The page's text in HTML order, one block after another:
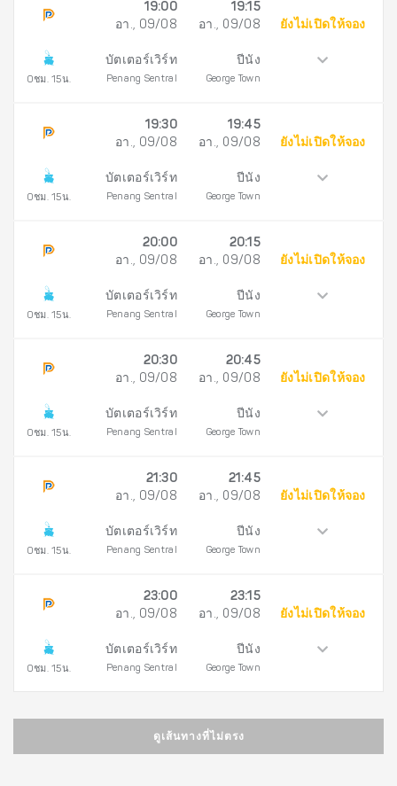
0ชม. 15น.
19:00
อา., 09/08
บัตเตอร์เวิร์ท
Penang Sentral
19:15
อา., 09/08
ปีนัง
George Town
ยังไม่เปิดให้จอง
0ชม. 15น.
19:30
อา., 09/08
บัตเตอร์เวิร์ท
Penang Sentral
19:45
อา., 09/08
ปีนัง
George Town
ยังไม่เปิดให้จอง
0ชม. 15น.
20:00
อา., 09/08
บัตเตอร์เวิร์ท
Penang Sentral
20:15
อา., 09/08
ปีนัง
George Town
ยังไม่เปิดให้จอง
0ชม. 15น.
20:30
อา., 09/08
บัตเตอร์เวิร์ท
Penang Sentral
20:45
อา., 09/08
ปีนัง
George Town
ยังไม่เปิดให้จอง
0ชม. 15น.
21:30
อา., 09/08
บัตเตอร์เวิร์ท
Penang Sentral
21:45
อา., 09/08
ปีนัง
George Town
ยังไม่เปิดให้จอง
0ชม. 15น.
23:00
อา., 09/08
บัตเตอร์เวิร์ท
Penang Sentral
23:15
อา., 09/08
ปีนัง
George Town
ยังไม่เปิดให้จอง
ดูเส้นทางที่ไม่ตรง